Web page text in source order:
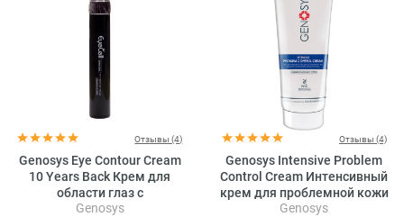
Отзывы (4)
Genosys Eye Contour Cream
10 Years Back Крем для
области глаз с
растительными стволовыми
Genosys
Отзывы (4)
Genosys Intensive Problem
Control Cream Интенсивный
крем для проблемной кожи
Genosys